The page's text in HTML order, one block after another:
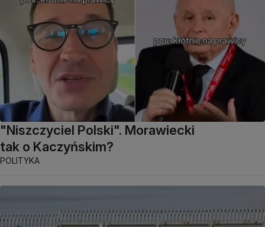
"Niszczyciel Polski". Morawiecki
tak o Kaczyńskim?
POLITYKA